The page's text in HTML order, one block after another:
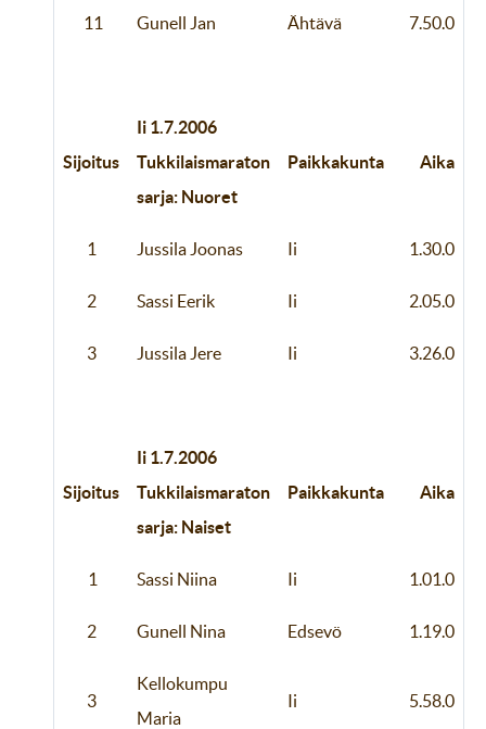
11 Gunell Jan Ähtävä 7.50.0
Sijoitus
Ii 1.7.2006
Tukkilaismaraton
sarja: Nuoret
Paikkakunta Aika
1 Jussila Joonas Ii 1.30.0
2 Sassi Eerik Ii 2.05.0
3 Jussila Jere Ii 3.26.0
Sijoitus
Ii 1.7.2006
Tukkilaismaraton
sarja: Naiset
Paikkakunta Aika
1 Sassi Niina Ii 1.01.0
2 Gunell Nina Edsevö 1.19.0
3
Kellokumpu
Maria
Ii 5.58.0